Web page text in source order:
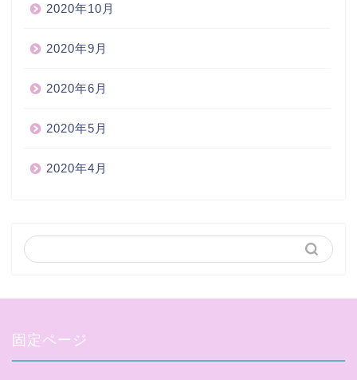
2020年10月
2020年9月
2020年6月
2020年5月
2020年4月
固定ページ